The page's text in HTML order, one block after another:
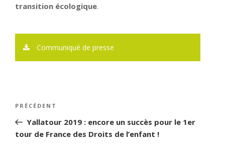
transition écologique.
Communiqué de presse
Navigation
l’article
Article
précédent
PRÉCÉDENT
Yallatour 2019 : encore un succès pour le 1er
tour de France des Droits de l’enfant !